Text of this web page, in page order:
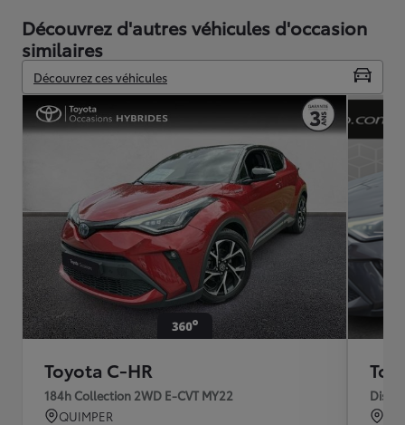
Découvrez d'autres véhicules d'occasion
similaires
Découvrez ces véhicules
Toyota C-HR
184h Collection 2WD E-CVT MY22
QUIMPER